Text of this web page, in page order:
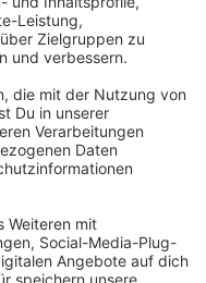
Geschädigten